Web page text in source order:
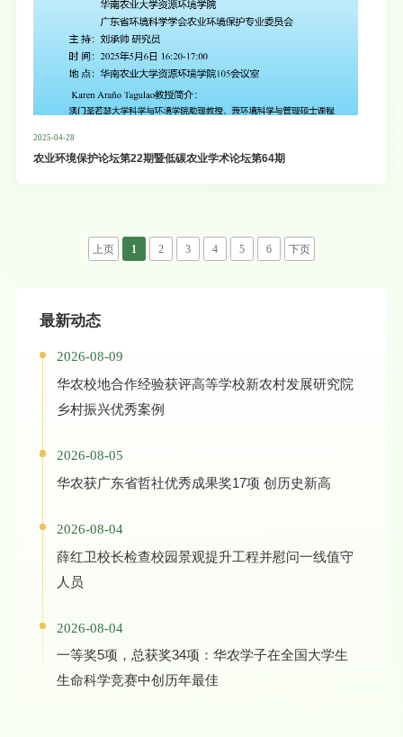
2025-04-28
农业环境保护论坛第22期暨低碳农业学术论坛第64期
上页 1 2 3 4 5 6 下页
最新动态
2026-08-09
华农校地合作经验获评高等学校新农村发展研究院
乡村振兴优秀案例
2026-08-05
华农获广东省哲社优秀成果奖17项 创历史新高
2026-08-04
薛红卫校长检查校园景观提升工程并慰问一线值守
人员
2026-08-04
一等奖5项，总获奖34项：华农学子在全国大学生
生命科学竞赛中创历年最佳